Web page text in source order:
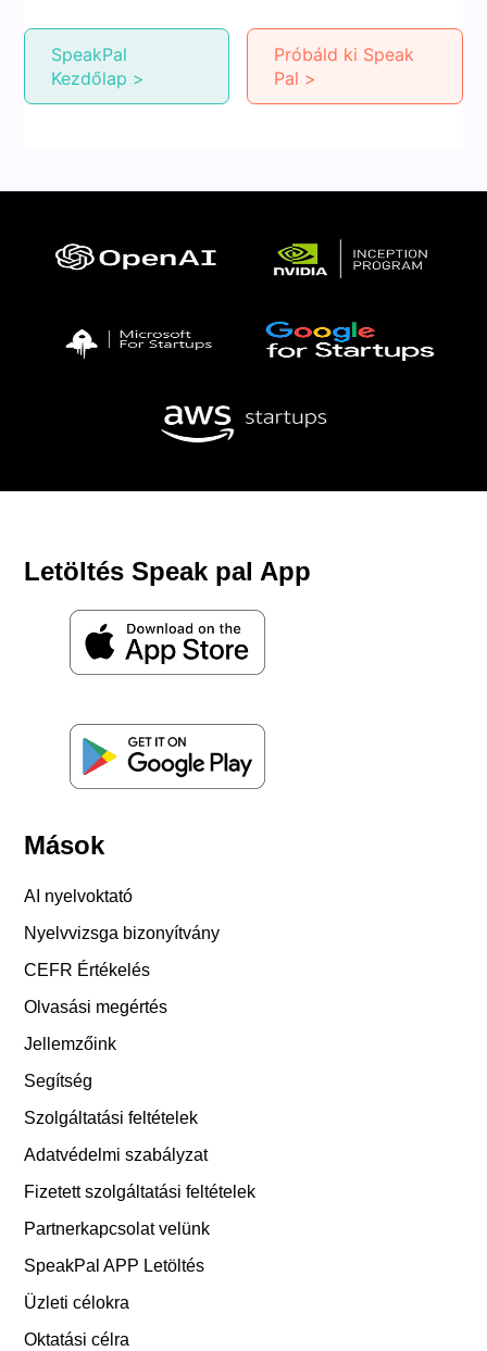
SpeakPal
Kezdőlap >
Próbáld ki Speak
Pal >
Letöltés Speak pal App
Mások
AI nyelvoktató
Nyelvvizsga bizonyítvány
CEFR Értékelés
Olvasási megértés
Jellemzőink
Segítség
Szolgáltatási feltételek
Adatvédelmi szabályzat
Fizetett szolgáltatási feltételek
Partnerkapcsolat velünk
SpeakPal APP Letöltés
Üzleti célokra
Oktatási célra